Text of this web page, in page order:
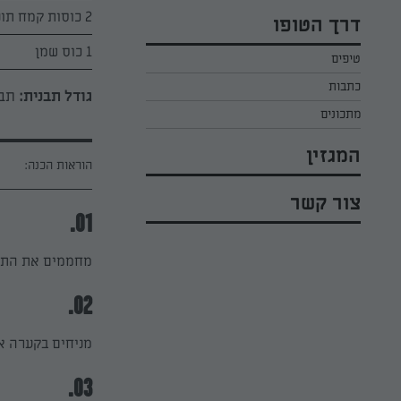
סלטים לפסח
עוגיות לפסח
קארין בנולול
מירי כהן
רובי מיכאל
דרך הטופו
טיפים
כתבות
מתכונים
המגזין
צור קשר
2 כוסות קמח תופח מנופה
1 כוס שמן
גודל תבנית:
הוראות הכנה:
01.
מחממים את התנור לחום של 180
02.
מניחים בקערה
03.